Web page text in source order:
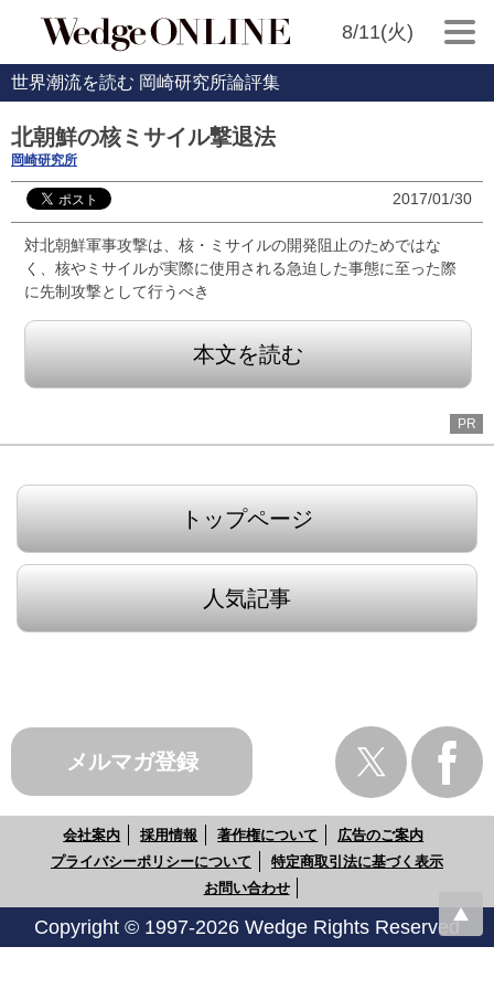
8/11(火)
世界潮流を読む 岡崎研究所論評集
北朝鮮の核ミサイル撃退法
岡崎研究所
2017/01/30
対北朝鮮軍事攻撃は、核・ミサイルの開発阻止のためではな
く、核やミサイルが実際に使用される急迫した事態に至った際
に先制攻撃として行うべき
本文を読む
PR
トップページ
人気記事
メルマガ登録
会社案内 採用情報 著作権について
広告のご案内
プライバシーポリシーについて
特定商取引法に基づく表示
お問い合わせ
Copyright © 1997-2026 Wedge Rights Reserved